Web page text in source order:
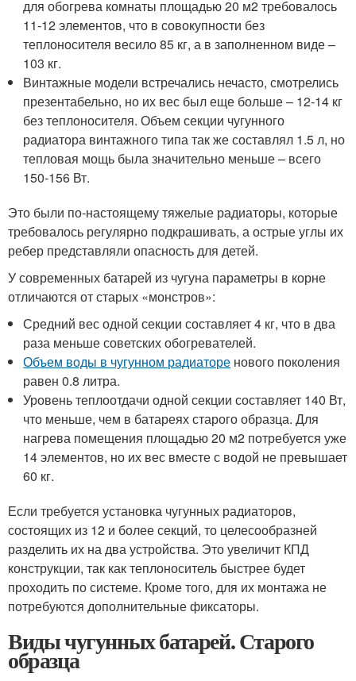
для обогрева комнаты площадью 20 м2 требовалось
11-12 элементов, что в совокупности без
теплоносителя весило 85 кг, а в заполненном виде –
103 кг.
Винтажные модели встречались нечасто, смотрелись
презентабельно, но их вес был еще больше – 12-14 кг
без теплоносителя. Объем секции чугунного
радиатора винтажного типа так же составлял 1.5 л, но
тепловая мощь была значительно меньше – всего
150-156 Вт.
Это были по-настоящему тяжелые радиаторы, которые
требовалось регулярно подкрашивать, а острые углы их
ребер представляли опасность для детей.
У современных батарей из чугуна параметры в корне
отличаются от старых «монстров»:
Средний вес одной секции составляет 4 кг, что в два
раза меньше советских обогревателей.
Объем воды в чугунном радиаторе нового поколения
равен 0.8 литра.
Уровень теплоотдачи одной секции составляет 140 Вт,
что меньше, чем в батареях старого образца. Для
нагрева помещения площадью 20 м2 потребуется уже
14 элементов, но их вес вместе с водой не превышает
60 кг.
Если требуется установка чугунных радиаторов,
состоящих из 12 и более секций, то целесообразней
разделить их на два устройства. Это увеличит КПД
конструкции, так как теплоноситель быстрее будет
проходить по системе. Кроме того, для их монтажа не
потребуются дополнительные фиксаторы.
Виды чугунных батарей. Старого
образца